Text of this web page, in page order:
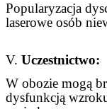
Popularyzacja
laserowe osób
V. Uczestnictwo:
W obozie mogą
dysfunkcją